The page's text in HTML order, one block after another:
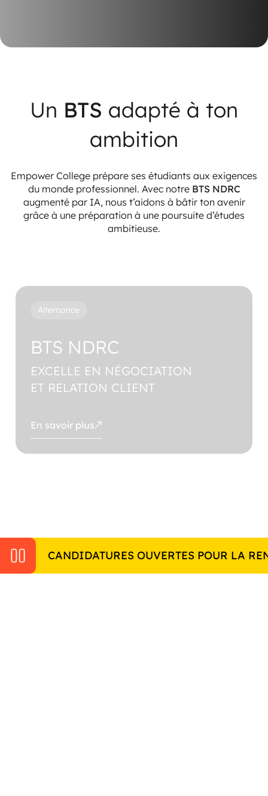
Un BTS adapté à ton
ambition
Empower College prépare ses étudiants aux exigences
du monde professionnel. Avec notre BTS NDRC
augmenté par IA, nous t’aidons à bâtir ton avenir
grâce à une préparation à une poursuite d’études
ambitieuse.
Alternance
BTS NDRC
EXCELLE EN NÉGOCIATION
ET RELATION CLIENT
En savoir plus
CANDIDATURES OUVERTES POUR LA